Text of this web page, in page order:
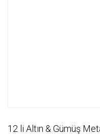
12 li Altın & Gümüş